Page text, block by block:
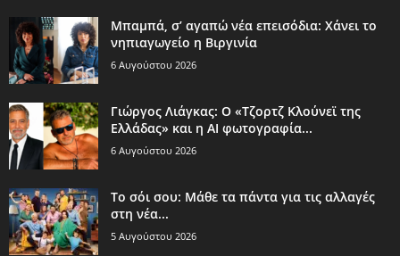
Μπαμπά, σ’ αγαπώ νέα επεισόδια: Χάνει το
νηπιαγωγείο η Βιργινία
6 Αυγούστου 2026
Γιώργος Λιάγκας: Ο «Τζορτζ Κλούνεϊ της
Ελλάδας» και η AI φωτογραφία...
6 Αυγούστου 2026
Το σόι σου: Μάθε τα πάντα για τις αλλαγές
στη νέα...
5 Αυγούστου 2026